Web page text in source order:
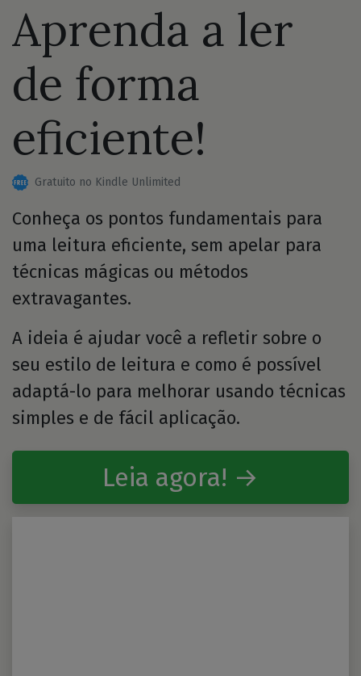
Aprenda a ler
de forma
eficiente!
Gratuito no Kindle Unlimited
Conheça os pontos fundamentais para
uma leitura eficiente, sem apelar para
técnicas mágicas ou métodos
extravagantes.
A ideia é ajudar você a refletir sobre o
seu estilo de leitura e como é possível
adaptá-lo para melhorar usando técnicas
simples e de fácil aplicação.
Leia agora! →